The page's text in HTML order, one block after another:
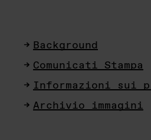
Background
Comunicati Stampa
Informazioni sui
Archivio immagini